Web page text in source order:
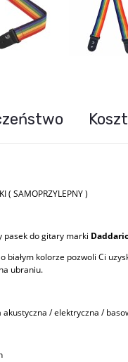
( SAMOPRZYLEPNY )
pasek do gitary marki
białym kolorze pozwoli Ci
ubraniu.
akustyczna / elektryczna /